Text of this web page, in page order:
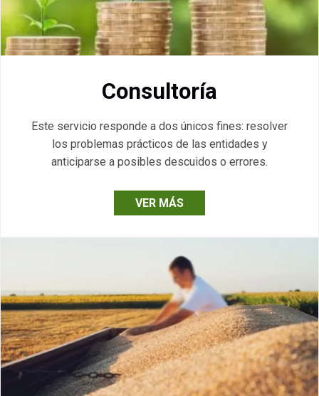
Consultoría
Este servicio responde a dos únicos fines: resolver
los problemas prácticos de las entidades y
anticiparse a posibles descuidos o errores.
VER MÁS